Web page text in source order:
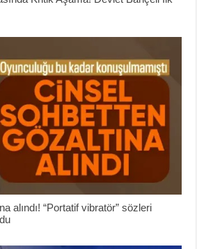
alındı! “Portatif vibratör” sözleri